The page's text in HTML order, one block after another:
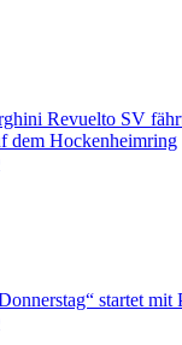
Revuelto SV
dem Hockenheimring
startet